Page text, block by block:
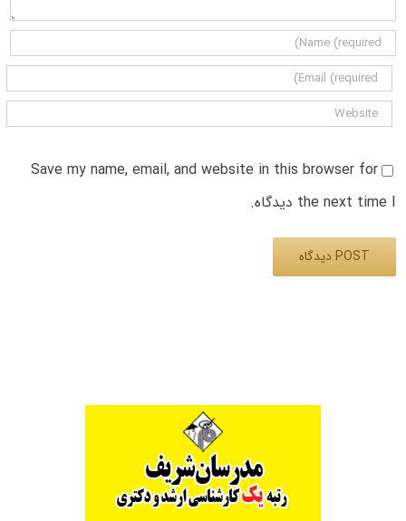
Save my name, email, and website in this browser for
the next time I دیدگاه.